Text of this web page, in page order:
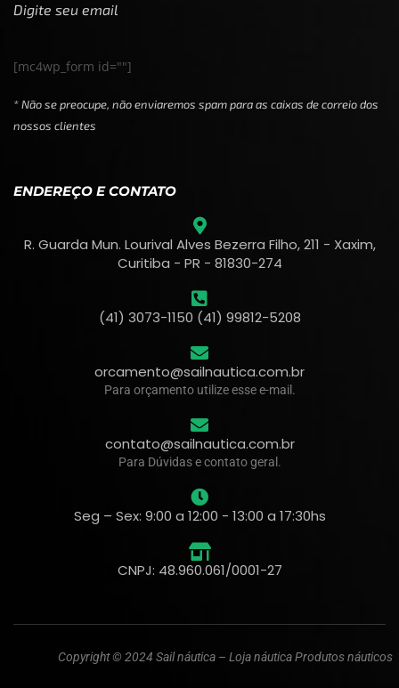
Digite seu email
[mc4wp_form id=""]
* Não se preocupe, não enviaremos spam para as caixas de correio dos
nossos clientes
ENDEREÇO E CONTATO
R. Guarda Mun. Lourival Alves Bezerra Filho, 211 - Xaxim,
Curitiba - PR - 81830-274
(41) 3073-1150 (41) 99812-5208
orcamento@sailnautica.com.br
Para orçamento utilize esse e-mail.
contato@sailnautica.com.br
Para Dúvidas e contato geral.
Seg – Sex: 9:00 a 12:00 - 13:00 a 17:30hs
CNPJ: 48.960.061/0001-27
Copyright © 2024 Sail náutica – Loja náutica Produtos náuticos